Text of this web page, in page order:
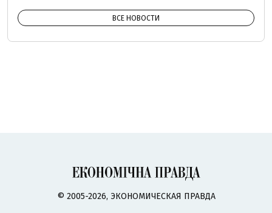
ВСЕ НОВОСТИ
© 2005-2026, ЭКОНОМИЧЕСКАЯ ПРАВДА